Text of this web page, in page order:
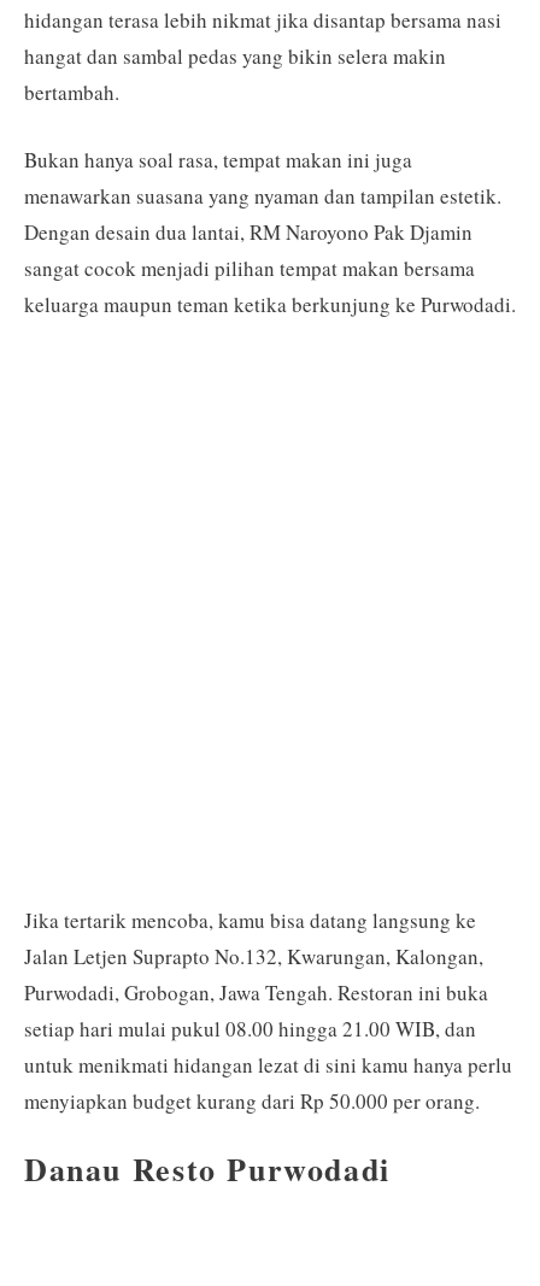
hidangan terasa lebih nikmat jika disantap bersama nasi
hangat dan sambal pedas yang bikin selera makin
bertambah.
Bukan hanya soal rasa, tempat makan ini juga
menawarkan suasana yang nyaman dan tampilan estetik.
Dengan desain dua lantai, RM Naroyono Pak Djamin
sangat cocok menjadi pilihan tempat makan bersama
keluarga maupun teman ketika berkunjung ke Purwodadi.
Jika tertarik mencoba, kamu bisa datang langsung ke
Jalan Letjen Suprapto No.132, Kwarungan, Kalongan,
Purwodadi, Grobogan, Jawa Tengah. Restoran ini buka
setiap hari mulai pukul 08.00 hingga 21.00 WIB, dan
untuk menikmati hidangan lezat di sini kamu hanya perlu
menyiapkan budget kurang dari Rp 50.000 per orang.
Danau Resto Purwodadi